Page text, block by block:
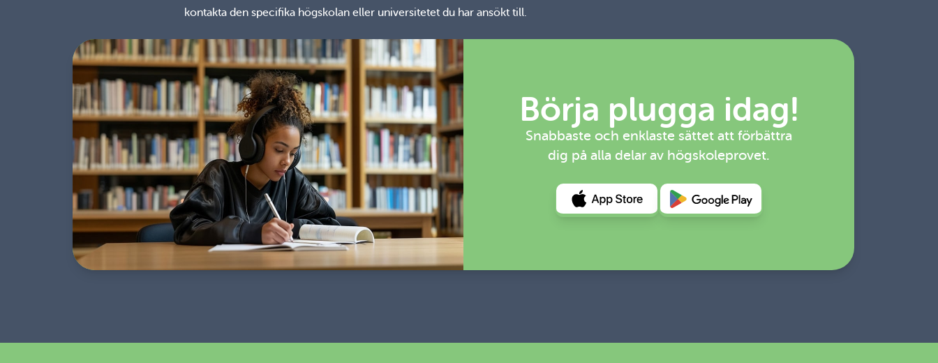
kontakta den specifika högskolan eller universitetet du har ansökt till.
Börja plugga idag!
Snabbaste och enklaste sättet att förbättra
dig på alla delar av högskoleprovet.
Hämta det på Appstore Hämta det på Google Play